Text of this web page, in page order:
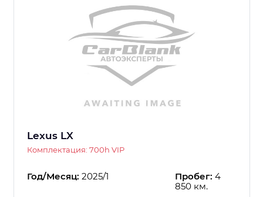
Lexus LX
Комплектация: 700h VIP
Год/Месяц: 2025/1 Пробег: 4
850 км.